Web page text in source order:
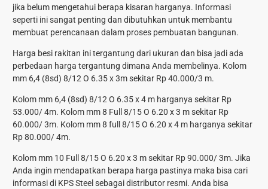
jika belum mengetahui berapa kisaran harganya. Informasi
seperti ini sangat penting dan dibutuhkan untuk membantu
membuat perencanaan dalam proses pembuatan bangunan.
Harga besi rakitan ini tergantung dari ukuran dan bisa jadi ada
perbedaan harga tergantung dimana Anda membelinya. Kolom
mm 6,4 (8sd) 8/12 O 6.35 x 3m sekitar Rp 40.000/3 m.
Kolom mm 6,4 (8sd) 8/12 O 6.35 x 4 m harganya sekitar Rp
53.000/ 4m. Kolom mm 8 Full 8/15 O 6.20 x 3 m sekitar Rp
60.000/ 3m. Kolom mm 8 full 8/15 O 6.20 x 4 m harganya sekitar
Rp 80.000/ 4m.
Kolom mm 10 Full 8/15 O 6.20 x 3 m sekitar Rp 90.000/ 3m. Jika
Anda ingin mendapatkan berapa harga pastinya maka bisa cari
informasi di KPS Steel sebagai distributor resmi. Anda bisa